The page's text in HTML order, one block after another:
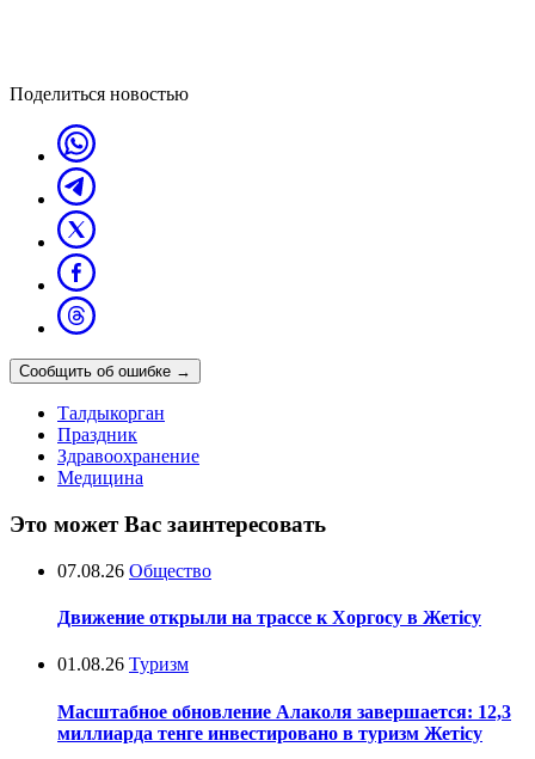
Поделиться новостью
Сообщить об ошибке →
Талдыкорган
Праздник
Здравоохранение
Медицина
Это может Вас заинтересовать
07.08.26 Общество
Движение открыли на трассе к Хоргосу в Жетісу
01.08.26 Туризм
Масштабное обновление Алаколя завершается: 12,3
миллиарда тенге инвестировано в туризм Жетісу